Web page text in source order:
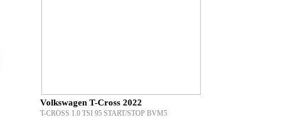
Volkswagen T-Cross 2022
T-CROSS 1.0 TSI 95 START/STOP BVM5